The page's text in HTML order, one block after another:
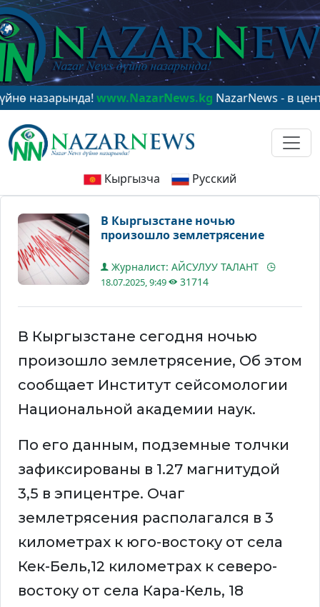
www.NazarNews.kgNazarNews - в центре
Кыргызча Русский
В Кыргызстане ночью
произошло землетрясение
Журналист: АЙСУЛУУ ТАЛАНТ
18.07.2025, 9:49 31714
В Кыргызстане сегодня ночью
произошло землетрясение, Об этом
сообщает Институт сейсомологии
Национальной академии наук.
По его данным, подземные толчки
зафиксированы в 1.27 магнитудой
3,5 в эпицентре. Очаг
землетрясения располагался в 3
километрах к юго-востоку от села
Кек-Бель,12 километрах к северо-
востоку от села Кара-Кель, 18